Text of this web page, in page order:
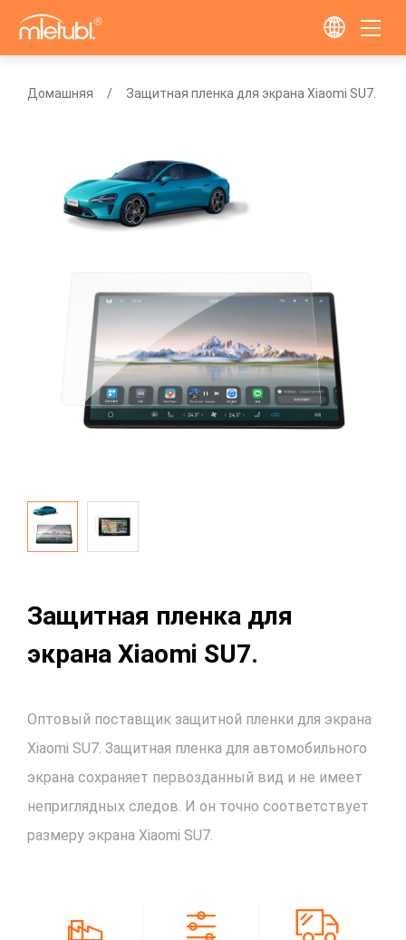
Домашняя Защитная пленка для экрана Xiaomi SU7.
Защитная пленка для
экрана Xiaomi SU7.
Оптовый поставщик защитной пленки для экрана
Xiaomi SU7. Защитная пленка для автомобильного
экрана сохраняет первозданный вид и не имеет
неприглядных следов. И он точно соответствует
размеру экрана Xiaomi SU7.